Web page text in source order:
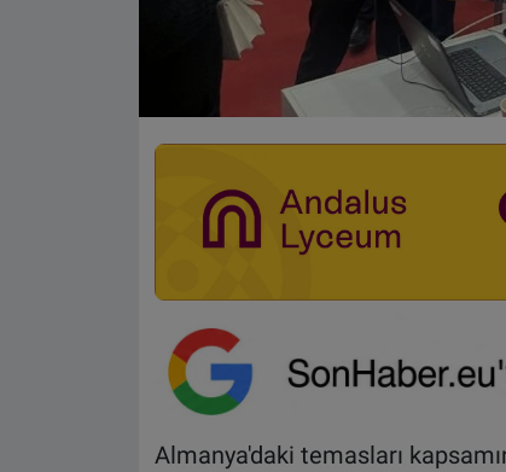
Almanya'daki temasları